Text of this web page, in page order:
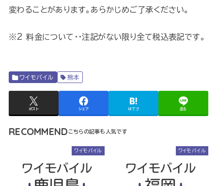
変わることがあります。あらかじめご了承ください。
※2 料金について・・注記がない限り全て税込表記です。
ワイモバイル 熊本
ポスト シェア はてブ 送る
RECOMMEND
ワイモバイル ワイモバイル